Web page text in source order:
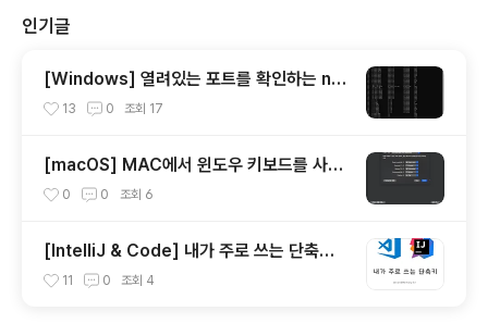
인기글
[Windows] 열려있는 포트를 확인하는 net
stat 사용 방법
13 0 조회 17
[macOS] MAC에서 윈도우 키보드를 사용
할 때 옵션(alt)키와 커맨트키를 바꾸는 방법
0 0 조회 6
[IntelliJ & Code] 내가 주로 쓰는 단축키
(Shortcut)
11 0 조회 4